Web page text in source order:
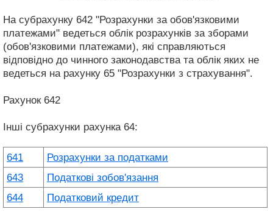
На субрахунку 642 "Розрахунки за обов'язковими
платежами" ведеться облік розрахунків за зборами
(обов'язковими платежами), які справляються
відповідно до чинного законодавства та облік яких не
ведеться на рахунку 65 "Розрахунки з страхування".
Рахунок 642
Інші субрахунки рахунка 64:
641
Розрахунки за податками
643
Податкові зобов'язання
644
Податковий кредит